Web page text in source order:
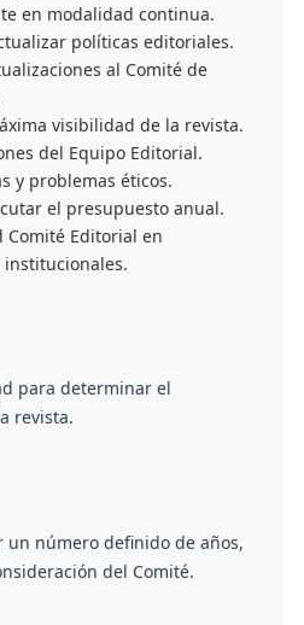
en modalidad continua.
políticas editoriales.
al Comité de
visibilidad de la revista.
del Equipo Editorial.
y problemas éticos.
el presupuesto anual.
Comité Editorial en
institucionales.
para determinar el
revista.
un número definido de años,
del Comité.